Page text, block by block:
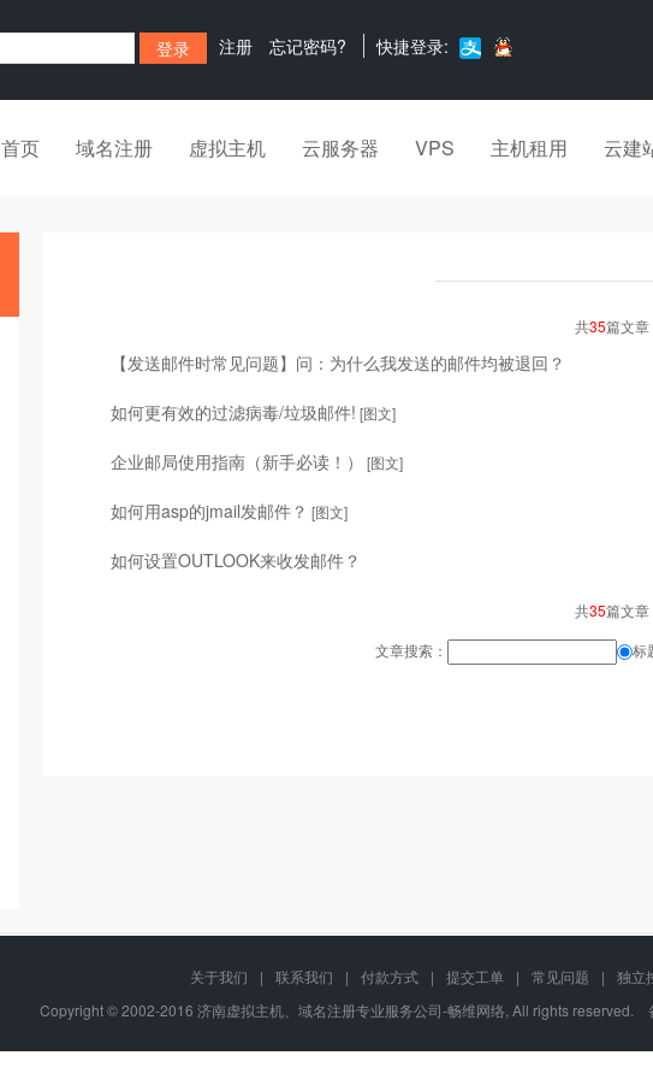
注册 忘记密码? 快捷登录:
首页 域名注册 虚拟主机 云服务器 VPS 主机租用 云建
共35篇文章
【发送邮件时常见问题】问：为什么我发送的邮件均被退回？
如何更有效的过滤病毒/垃圾邮件! [图文]
企业邮局使用指南（新手必读！）
[图文]
如何用asp的jmail发邮件？ [图文]
如何设置OUTLOOK来收发邮件？
共35篇文章
文章搜索：
标
关于我们 | 联系我们 | 付款方式 | 提交工单 | 常见问题 |
独立
Copyright © 2002-2016 济南虚拟主机、域名注册专业服务公司-畅维网络, All rights reserved.